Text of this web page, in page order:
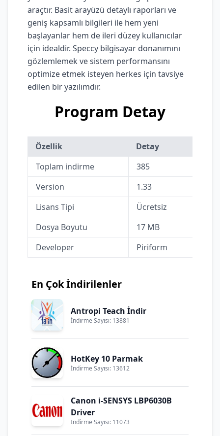
araçtır. Basit arayüzü detaylı raporları ve
geniş kapsamlı bilgileri ile hem yeni
başlayanlar hem de ileri düzey kullanıcılar
için idealdir. Speccy bilgisayar donanımını
gözlemlemek ve sistem performansını
optimize etmek isteyen herkes için tavsiye
edilen bir yazılımdır.
Program Detay
Özellik
Detay
Toplam indirme
385
Version
1.33
Lisans Tipi
Ücretsiz
Dosya Boyutu
17 MB
Developer
Piriform
En Çok İndirilenler
Antropi Teach İndir
İndirme Sayısı: 13881
HotKey 10 Parmak
İndirme Sayısı: 13612
Canon i-SENSYS LBP6030B
Driver
İndirme Sayısı: 11073